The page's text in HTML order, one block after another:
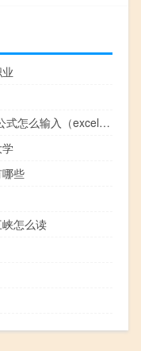
excel里面开平方的公式怎么输入（excel平方公式怎么输入）
些
怎么读